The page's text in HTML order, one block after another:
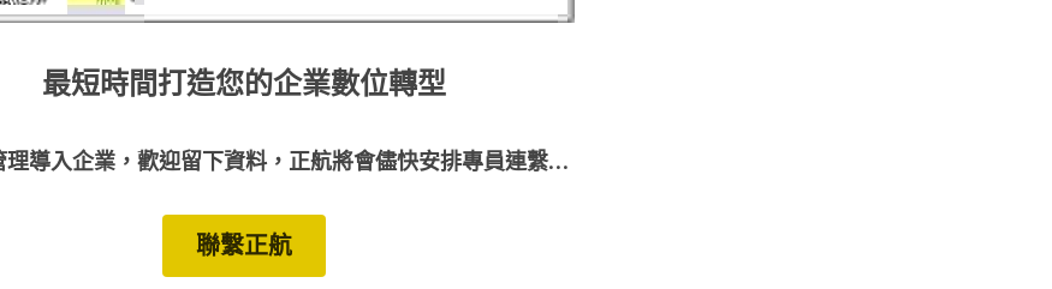
最短時間打造您的企業數位轉型
理導入企業，歡迎留下資料，正航將會儘快安排專員連繫…
聯繫正航